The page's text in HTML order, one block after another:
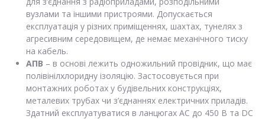
вузлами та іншими пристроями. Допускається
експлуатація у різних приміщеннях, шахтах, тунелях з
агресивним середовищем, де немає механічного тиску
на кабель.
АПВ – в основі лежить одножильний провідник, що має
полівінілхлоридну ізоляцію. Застосовується при
монтажних роботах у будівельних конструкціях,
металевих трубах чи з’єднаннях електричних приладів.
Здатний експлуатуватися в ланцюгах AC до 450 В та DC